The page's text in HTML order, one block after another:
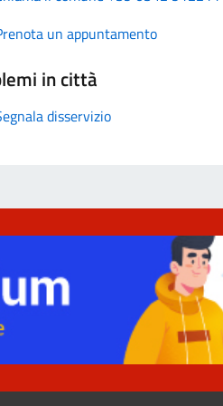
un appuntamento
in città
disservizio